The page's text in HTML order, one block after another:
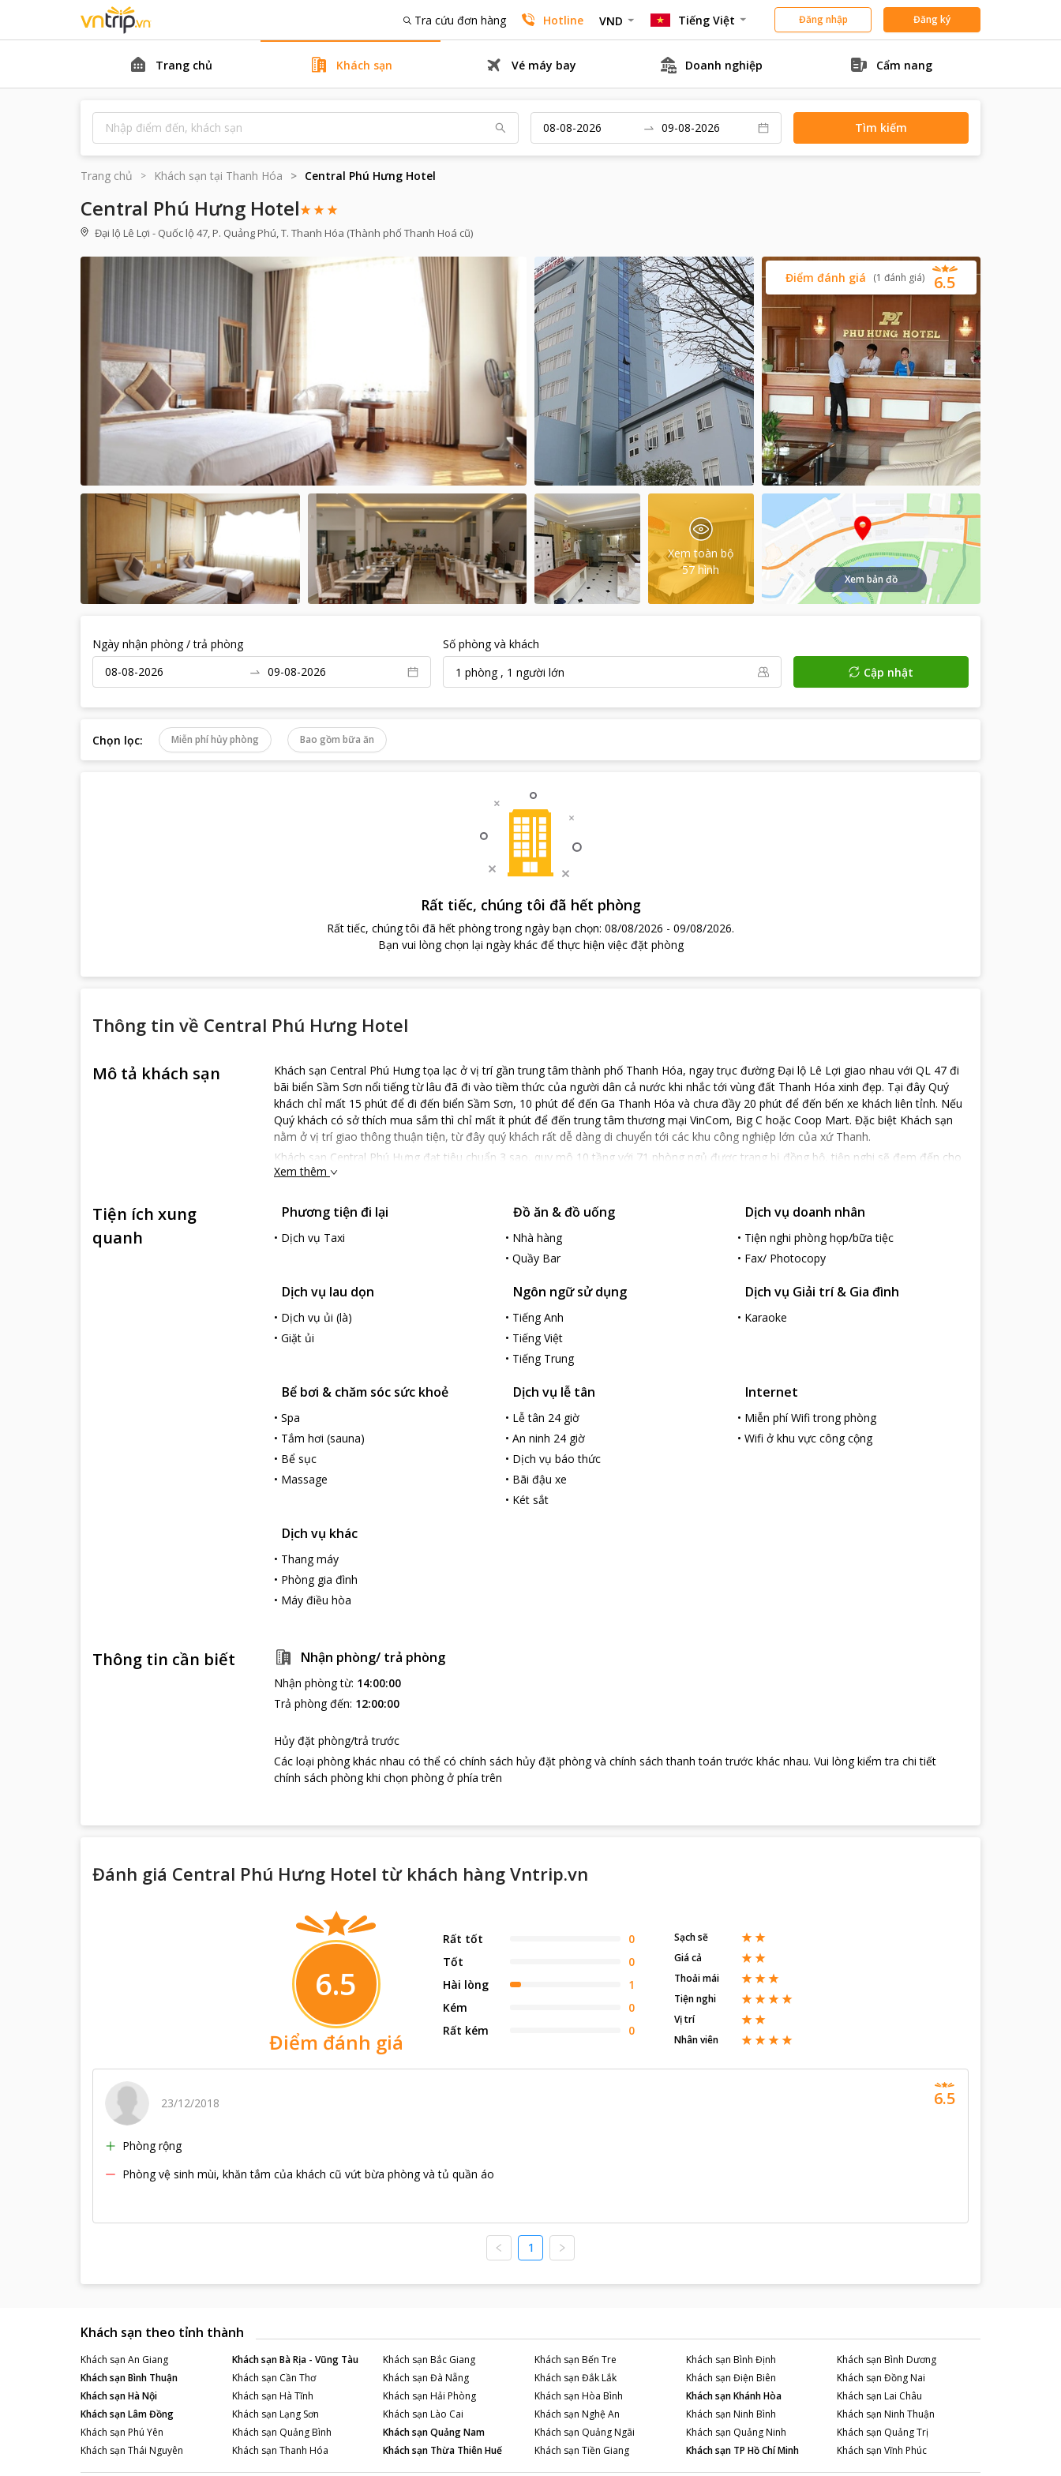
Tra cứu đơn hàng Hotline VND Tiếng Việt Đăng nhập Đăng ký
Trang chủ Khách sạn Vé máy bay Doanh nghiệp Cẩm nang
Tìm kiếm
Trang chủ Khách sạn tại Thanh Hóa Central Phú Hưng Hotel
Central Phú Hưng Hotel
Đại lộ Lê Lợi - Quốc lộ 47, P. Quảng Phú, T. Thanh Hóa (Thành phố Thanh Hoá cũ)
6.5
Điểm đánh giá (1 đánh giá)
Xem toàn bộ
57 hình
Xem bản đồ
Ngày nhận phòng / trả phòng
Số phòng và khách
1 phòng, 1 người lớn Cập nhật
Chọn lọc: Miễn phí hủy phòng Bao gồm bữa ăn
Rất tiếc, chúng tôi đã hết phòng
Rất tiếc, chúng tôi đã hết phòng trong ngày bạn chọn: 08/08/2026 - 09/08/2026.
Bạn vui lòng chọn lại ngày khác để thực hiện việc đặt phòng
Thông tin về Central Phú Hưng Hotel
Mô tả khách sạn
Khách sạn Central Phú Hưng tọa lạc ở vị trí gần trung tâm thành phố Thanh Hóa, ngay trục đường Đại lộ Lê Lợi giao nhau với QL 47 đi
bãi biển Sầm Sơn nổi tiếng từ lâu đã đi vào tiềm thức của người dân cả nước khi nhắc tới vùng đất Thanh Hóa xinh đẹp. Tại đây Quý
khách chỉ mất 15 phút để đi đến biển Sầm Sơn, 10 phút để đến Ga Thanh Hóa và chưa đầy 20 phút để đến bến xe khách liên tỉnh. Nếu
Quý khách có sở thích mua sắm thì chỉ mất ít phút để đến trung tâm thương mại VinCom, Big C hoặc Coop Mart. Đặc biệt Khách sạn
nằm ở vị trí giao thông thuận tiện, từ đây quý khách rất dễ dàng di chuyển tới các khu công nghiệp lớn của xứ Thanh.
Khách sạn Central Phú Hưng đạt tiêu chuẩn 3 sao, quy mô 10 tầng với 71 phòng ngủ được trang bị đồng bộ, tiện nghi sẽ đem đến cho
quý khách những giây phút tuyệt vời khi lưu trú tại đây. Hệ thống phòng hội nghị, hội thảo với nhiều sự lựa chọn về không gian hứa hẹn
làm quý khách hài lòng bởi phong cách chuyên nghiệp, thực đơn phong phú, khuyến mãi hấp dẫn. Hệ thống karaoke và massge hiện
đại, trang thiết bị tân tiến đem lại những phút giây thư giãn, thoải mái sau những giờ làm việc căng thẳng.
Hơn cả sự mong đợi đó là sự tận tâm và tính chuyên nghiệp trong phong cách phục vụ của nhân viên để đem lại sự hài lòng cao nhất
Xem thêm
Tiện ích xung
quanh
Phương tiện đi lại
• Dịch vụ Taxi
Đồ ăn & đồ uống
• Nhà hàng
•Quầy Bar
Dịch vụ doanh nhân
• Tiện nghi phòng họp/bữa tiệc
• Fax/ Photocopy
Dịch vụ lau dọn
• Dịch vụ ủi (là)
• Giặt ủi
Ngôn ngữ sử dụng
• Tiếng Anh
• Tiếng Việt
• Tiếng Trung
Dịch vụ Giải trí & Gia đình
• Karaoke
Bể bơi & chăm sóc sức khoẻ
• Spa
• Tắm hơi (sauna)
• Bể sục
• Massage
Dịch vụ lễ tân
• Lễ tân 24 giờ
•An ninh 24 giờ
• Dịch vụ báo thức
• Bãi đậu xe
• Két sắt
Internet
• Miễn phí Wifi trong phòng
• Wifi ở khu vực công cộng
Dịch vụ khác
• Thang máy
• Phòng gia đình
• Máy điều hòa
Thông tin cần biết Nhận phòng/ trả phòng
Nhận phòng từ: 14:00:00
Trả phòng đến: 12:00:00
Hủy đặt phòng/trả trước
Các loại phòng khác nhau có thể có chính sách hủy đặt phòng và chính sách thanh toán trước khác nhau. Vui lòng kiểm tra chi tiết
chính sách phòng khi chọn phòng ở phía trên
Đánh giá Central Phú Hưng Hotel từ khách hàng Vntrip.vn
6.5
Điểm đánh giá
Rất tốt
0
Tốt
0
Hài lòng
1
Kém
0
Rất kém
0
Sạch sẽ
Giá cả
Thoải mái
Tiện nghi
Vị trí
Nhân viên
23/12/2018
Phòng rộng
Phòng vệ sinh mùi, khăn tắm của khách cũ vứt bừa phòng và tủ quần áo
6.5
1
Khách sạn theo tỉnh thành
Khách sạn An Giang Khách sạnBà Rịa - Vũng Tàu Khách sạn Bắc Giang Khách sạn Bến Tre Khách sạn Bình Định Khách sạn Bình Dương
Khách sạnBình Thuận Khách sạn Cần Thơ Khách sạn Đà Nẵng Khách sạn Đắk Lắk Khách sạn Điện Biên Khách sạn Đồng Nai
Khách sạnHà Nội Khách sạn Hà Tĩnh Khách sạn Hải Phòng Khách sạn Hòa Bình Khách sạnKhánh Hòa Khách sạn Lai Châu
Khách sạnLâm Đồng Khách sạn Lạng Sơn Khách sạn Lào Cai Khách sạn Nghệ An Khách sạn Ninh Bình Khách sạn Ninh Thuận
Khách sạn Phú Yên Khách sạn Quảng Bình Khách sạnQuảng Nam Khách sạn Quảng Ngãi Khách sạn Quảng Ninh Khách sạn Quảng Trị
Khách sạn Thái Nguyên Khách sạn Thanh Hóa Khách sạn Thừa Thiên Huế Khách sạn Tiền Giang Khách sạn TP Hồ Chí Minh Khách sạn Vĩnh Phúc